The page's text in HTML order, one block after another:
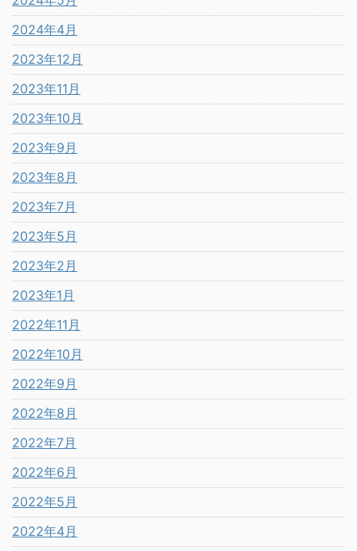
2024年4月
2023年12月
2023年11月
2023年10月
2023年9月
2023年8月
2023年7月
2023年5月
2023年2月
2023年1月
2022年11月
2022年10月
2022年9月
2022年8月
2022年7月
2022年6月
2022年5月
2022年4月